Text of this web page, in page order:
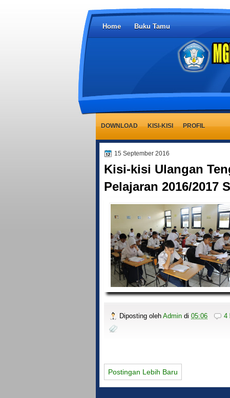
Home Buku Tamu
DOWNLOAD KISI-KISI PROFIL
15 September 2016
Kisi-kisi Ulangan
Pelajaran 2016/2017
Diposting oleh Admin di 05:06 4
Postingan Lebih Baru